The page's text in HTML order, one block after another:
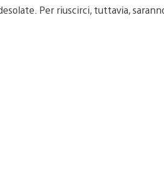
Per riuscirci, tuttavia,